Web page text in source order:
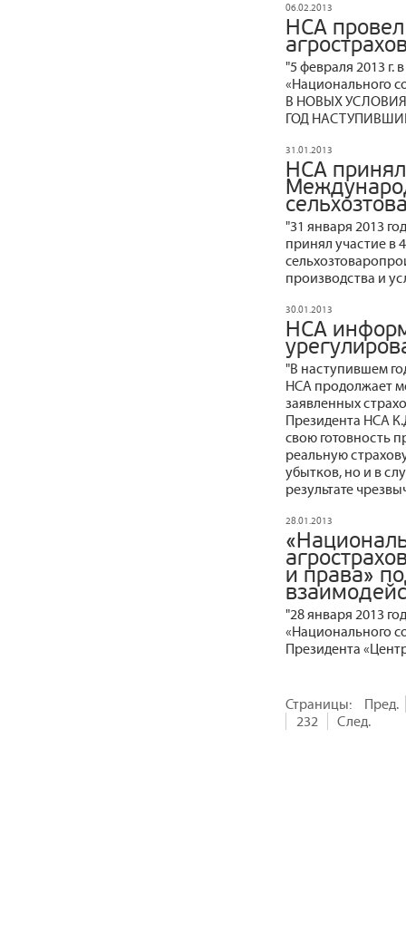
06.02.2013
НСА
"5 февраля 2013 г.
«Национального
В НОВЫХ
ГОД
31.01.2013
НСА
"31 января 2013
принял участие
производства и
30.01.2013
НСА
"В наступившем
НСА продолжает
заявленных
Президента НСА
свою готовность
реальную
убытков, но и в
результате
28.01.2013
и права»
"28 января 2013
«Национального
Президента
Страницы:
Пред.
232
След.